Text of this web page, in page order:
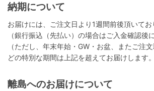
納期について
お届けには、ご注文日より1週間前後頂いてお
（銀行振込（先払い）の場合はご入金確認後
（ただし、年末年始・GW・お盆、またご注
どの特別な期間は上記を超えてお届けします。
離島へのお届けについて